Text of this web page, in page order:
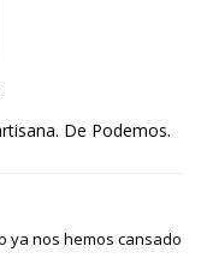
De Podemos.
ya nos hemos cansado